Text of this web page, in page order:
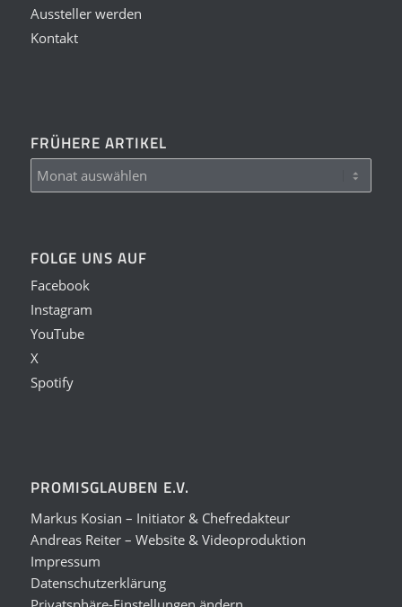
Aussteller werden
Kontakt
FRÜHERE ARTIKEL
FOLGE UNS AUF
Facebook
Instagram
YouTube
X
Spotify
PROMISGLAUBEN E.V.
Markus Kosian – Initiator & Chefredakteur
Andreas Reiter – Website & Videoproduktion
Impressum
Datenschutzerklärung